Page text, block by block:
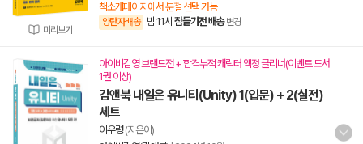
미리보기
책소개페이지에서 분철 선택 가능
양탄자배송 밤 11시 잠들기전 배송 변경
아이비김영 브랜드전 + 합격부적 캐릭터 액정 클리너(이벤트 도서
1권 이상)
김앤북 내일은 유니티(Unity) 1(입문) + 2(실전)
세트
이우령(지은이)